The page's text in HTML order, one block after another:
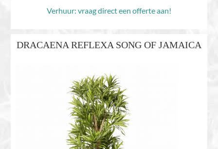
Verhuur: vraag direct een offerte aan!
DRACAENA REFLEXA SONG OF JAMAICA